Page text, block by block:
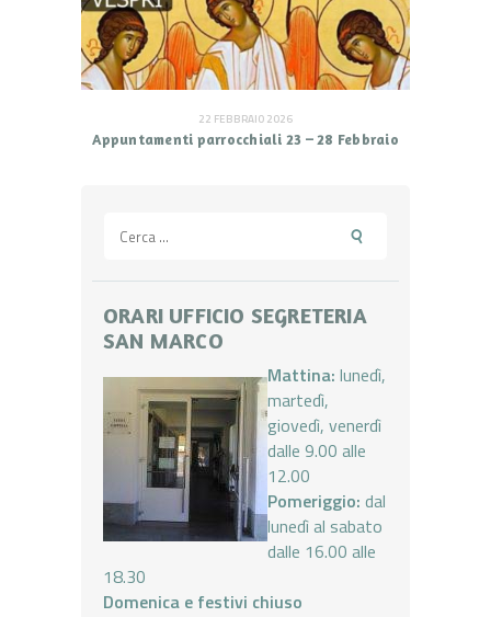
22 FEBBRAIO 2026
Appuntamenti parrocchiali 23 – 28 Febbraio
per:
ORARI UFFICIO SEGRETERIA
SAN MARCO
Mattina: lunedì,
martedì,
giovedì, venerdì
dalle 9.00 alle
12.00
Pomeriggio: dal
lunedì al sabato
dalle 16.00 alle
18.30
Domenica e festivi chiuso